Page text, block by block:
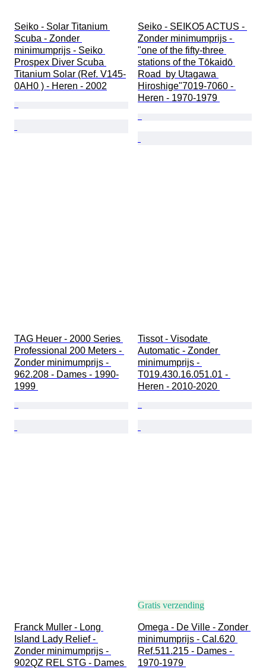
Seiko - Solar Titanium
Scuba - Zonder
minimumprijs - Seiko
Prospex Diver Scuba
Titanium Solar (Ref. V145-
0AH0 ) - Heren - 2002
Seiko - SEIKO5 ACTUS -
Zonder minimumprijs -
"one of the fifty-three
stations of the Tōkaidō
Road  by Utagawa
Hiroshige"7019-7060 -
Heren - 1970-1979
TAG Heuer - 2000 Series
Professional 200 Meters -
Zonder minimumprijs -
962.208 - Dames - 1990-
1999
Tissot - Visodate
Automatic - Zonder
minimumprijs -
T019.430.16.051.01 -
Heren - 2010-2020
Franck Muller - Long
Island Lady Relief -
Zonder minimumprijs -
902QZ REL STG - Dames
Gratis verzending
Omega - De Ville - Zonder
minimumprijs - Cal.620
Ref.511.215 - Dames -
1970-1979